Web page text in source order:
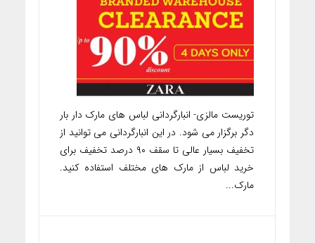
توریست مالزی- انبارگردانی لباس های مارک دار بار
دگر برگزار می شود. در این انبارگردانی می توانید از
تخفیف بسیار عالی تا سقف ۹۰ درصد تخفیف برای
خرید لباس از مارک های مختلف استفاده کنید.
مارک...